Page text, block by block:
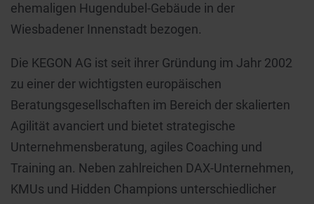
ehemaligen Hugendubel-Gebäude in der
Wiesbadener Innenstadt bezogen.
Die KEGON AG ist seit ihrer Gründung im Jahr 2002
zu einer der wichtigsten europäischen
Beratungsgesellschaften im Bereich der skalierten
Agilität avanciert und bietet strategische
Unternehmensberatung, agiles Coaching und
Training an. Neben zahlreichen DAX-Unternehmen,
KMUs und Hidden Champions unterschiedlicher